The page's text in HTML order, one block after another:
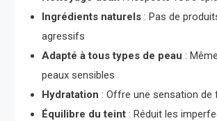
Ingrédients naturels : Pas de
agressifs
Adapté à tous types de peau :
peaux sensibles
Hydratation : Offre une sensation de
Équilibre du teint : Réduit les